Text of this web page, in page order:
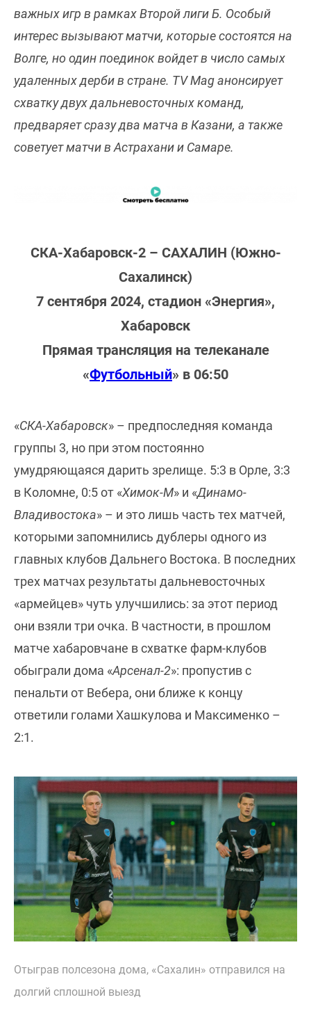
важных игр в рамках Второй лиги Б. Особый
интерес вызывают матчи, которые состоятся на
Волге, но один поединок войдет в число самых
удаленных дерби в стране. TV Mag анонсирует
схватку двух дальневосточных команд,
предваряет сразу два матча в Казани, а также
советует матчи в Астрахани и Самаре.
СКА-Хабаровск-2 – САХАЛИН (Южно-
Сахалинск)
7 сентября 2024, стадион «Энергия»,
Хабаровск
Прямая трансляция на телеканале
«Футбольный» в 06:50
«СКА-Хабаровск» – предпоследняя команда
группы 3, но при этом постоянно
умудряющаяся дарить зрелище. 5:3 в Орле, 3:3
в Коломне, 0:5 от «Химок-М» и «Динамо-
Владивостока» – и это лишь часть тех матчей,
которыми запомнились дублеры одного из
главных клубов Дальнего Востока. В последних
трех матчах результаты дальневосточных
«армейцев» чуть улучшились: за этот период
они взяли три очка. В частности, в прошлом
матче хабаровчане в схватке фарм-клубов
обыграли дома «Арсенал-2»: пропустив с
пенальти от Вебера, они ближе к концу
ответили голами Хашкулова и Максименко –
2:1.
Отыграв полсезона дома, «Сахалин» отправился на
долгий сплошной выезд